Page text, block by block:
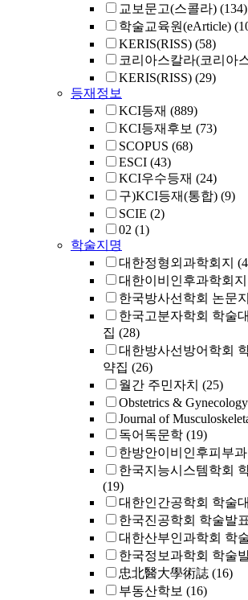
교보문고(스콜라) (134)
학술교육원(eArticle)
KERIS(RISS) (58)
코리아스칼라(코리아
KERIS(RISS) (29)
등재정보
KCI등재 (889)
KCI등재후보 (73)
SCOPUS (68)
ESCI (43)
KCI우수등재 (24)
구)KCI등재(통합) (9)
SCIE (2)
02 (1)
학술지명
대한정형외과학회지
대한이비인후과학회
한국방사선학회 논문지
한국고분자학회 학술
집 (28)
대한방사선방어학회
약집 (26)
월간 주민자치 (25)
Obstetrics &
Journal of
독어독문학 (19)
한방안이비인후피부과
한국지능시스템학회
(19)
대한인간공학회 학술
한국진공학회 학술발
대한산부인과학회 학
한국정보과학회 학술
忠北醫大學術誌 (16)
부동산학보 (16)